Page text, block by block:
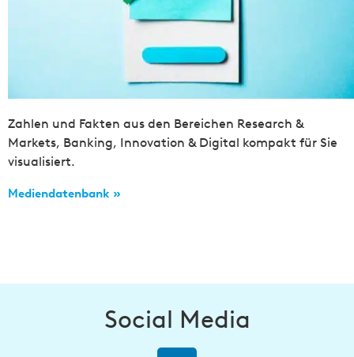
Zahlen und Fakten aus den Bereichen Research &
Markets, Banking, Innovation & Digital kompakt für Sie
visualisiert.
Mediendatenbank »
Social Media